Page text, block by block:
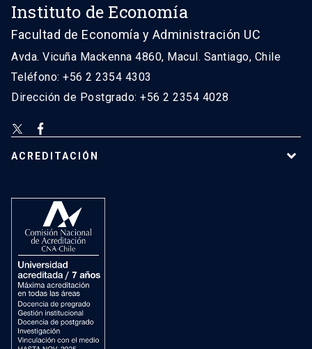
Instituto de Economía
Facultad de Economía y Administración UC
Avda. Vicuña Mackenna 4860, Macul. Santiago, Chile
Teléfono: +56 2 2354 4303
Dirección de Postgrado: +56 2 2354 4028
ACREDITACIÓN